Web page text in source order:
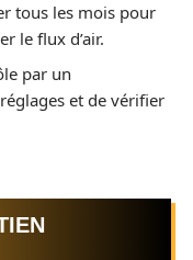
tous les mois pour
le flux d’air.
par un
et de vérifier